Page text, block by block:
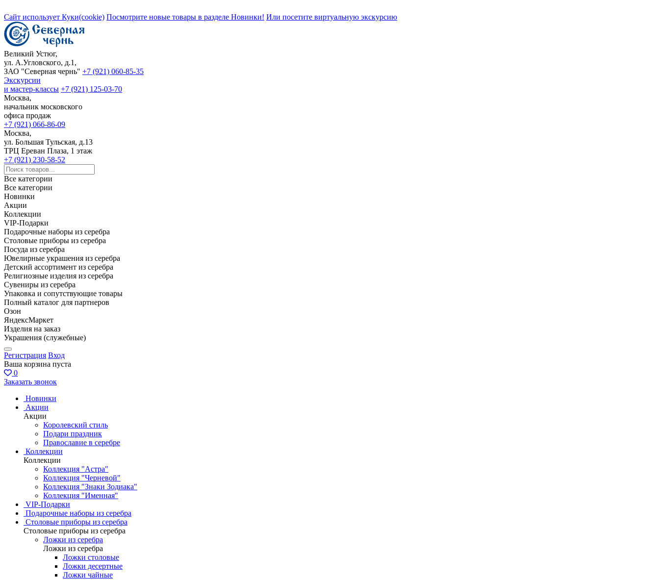
Сайт использует Куки(cookie) Посмотрите новые товары в разделе Новинки! Или посетите виртуальную экскурсию
Великий Устюг,
ул. А.Угловского, д.1,
ЗАО "Северная чернь" +7 (921) 060-85-35
Экскурсии
и мастер-классы +7 (921) 125-03-70
Москва,
начальник московского
офиса продаж
+7 (921) 066-86-09
Москва,
ул. Большая Тульская, д.13
ТРЦ Ереван Плаза, 1 этаж
+7 (921) 230-58-52
Все категории
Все категории
Новинки
Акции
Коллекции
VIP-Подарки
Подарочные наборы из серебра
Столовые приборы из серебра
Посуда из серебра
Ювелирные украшения из серебра
Детский ассортимент из серебра
Религиозные изделия из серебра
Сувениры из серебра
Упаковка и сопутствующие товары
Полный каталог для партнеров
Озон
ЯндексМаркет
Изделия на заказ
Украшения (служебные)
Регистрация Вход
Ваша корзина пуста
0
Заказать звонок
Новинки
Акции
Акции
Королевский стиль
Подари праздник
Православие в серебре
Коллекции
Коллекции
Коллекция "Астра"
Коллекция "Черневой"
Коллекция "Знаки Зодиака"
Коллекция "Именная"
VIP-Подарки
Подарочные наборы из серебра
Столовые приборы из серебра
Столовые приборы из серебра
Ложки из серебра
Ложки из серебра
Ложки столовые
Ложки десертные
Ложки чайные